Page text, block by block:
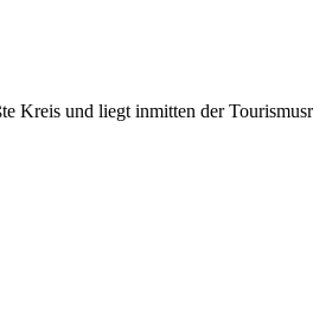
und liegt inmitten der